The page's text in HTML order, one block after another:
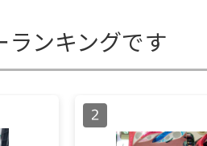
ンキングです